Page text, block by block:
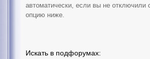
автоматически, если вы не отключили
опцию ниже.
Искать в подфорумах: